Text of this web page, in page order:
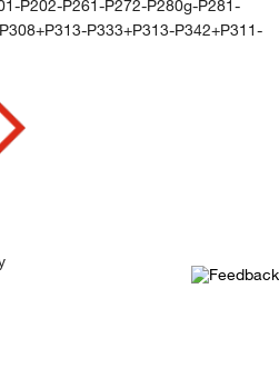
P202-P261-P272-P280g-P281-
P333+P313-P342+P311-